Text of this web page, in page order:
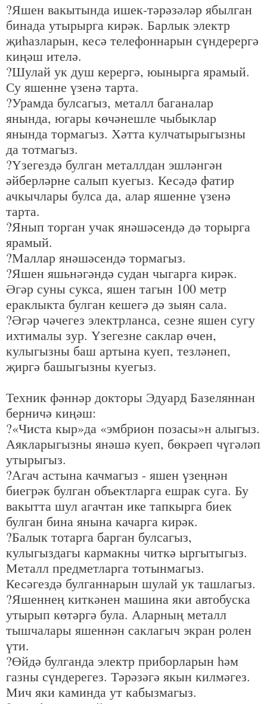
?Яшен вакытында ишек-тәрәзәләр ябылган
бинада утырырга кирәк. Барлык электр
җиһазларын, кесә телефоннарын сүндерергә
киңәш ителә.
?Шулай ук душ керергә, юынырга ярамый.
Су яшенне үзенә тарта.
?Урамда булсагыз, металл баганалар
янында, югары кө­чәнешле чыбыклар
янында тормагыз. Хәтта кулчатырыгызны
да тотмагыз.
?Үзегездә булган металлдан эшләнгән
әйберләрне салып куегыз. Кесәдә фатир
ачкычлары булса да, алар яшенне үзенә
тарта.
?Янып торган учак янәшәсендә дә торырга
ярамый.
?Маллар янәшәсендә тормагыз.
?Яшен яшьнәгәндә судан чыгарга кирәк.
Әгәр суны сукса, яшен тагын 100 метр
ераклыкта булган кешегә дә зыян сала.
?Әгәр чәчегез электрланса, сезне яшен сугу
ихтималы зур. Үзегезне саклар өчен,
кулыгызны баш артына куеп, тезләнеп,
җиргә башыгызны куегыз.
Техник фәннәр докторы Эдуард Базеляннан
берничә киңәш:
?«Чиста кыр»да «эмбрион позасы»н алыгыз.
Аякларыгызны янәшә куеп, бөкрәеп чүгәләп
утырыгыз.
?Агач астына качмагыз - яшен үзеңнән
биегрәк булган объектларга ешрак суга. Бу
вакытта шул агачтан ике тапкырга биек
булган бина янына качарга кирәк.
?Балык тотарга барган булсагыз,
кулыгыздагы кармакны читкә ыргытыгыз.
Металл предметларга тотынмагыз.
Кесәгездә булганнарын шулай ук ташлагыз.
?Яшеннең киткәнен машина яки автобуска
утырып көтәргә була. Аларның металл
тышчалары яшеннән саклагыч экран ролен
үти.
?Өйдә булганда электр приборларын һәм
газны сүндерегез. Тәрәзәгә якын килмәгез.
Мич яки каминда ут кабызмагыз.